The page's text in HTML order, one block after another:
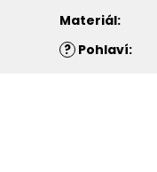
Materiál:
? Pohlaví: